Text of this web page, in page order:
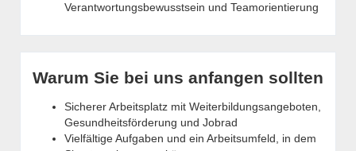
Verantwortungsbewusstsein und Teamorientierung
Warum Sie bei uns anfangen sollten
Sicherer Arbeitsplatz mit Weiterbildungsangeboten,
Gesundheitsförderung und Jobrad
Vielfältige Aufgaben und ein Arbeitsumfeld, in dem